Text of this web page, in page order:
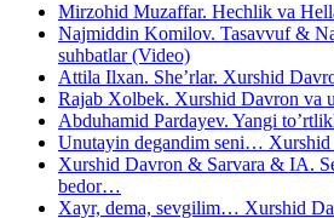
Mirzohid Muzaffar. Hechlik va
Najmiddin Komilov. Tasavvuf &
suhbatlar (Video)
Attila Ilxan. She’rlar. Xurshid
Rajab Xolbek. Xurshid Davron va
Abduhamid Pardayev. Yangi
Unutayin degandim seni… Xurshid
Xurshid Davron & Sarvara & IA.
bedor…
Xayr, dema, sevgilim… Xurshid